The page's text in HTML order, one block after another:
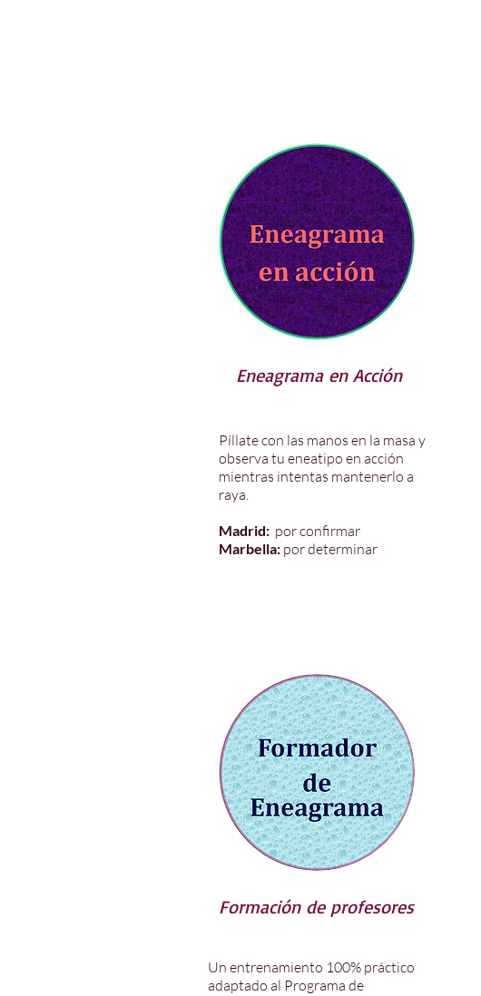
Eneagrama en Acción
Píllate con las manos en la masa y
observa tu eneatipo en acción
mientras intentas mantenerlo a
raya.
Madrid: por confirmar
Marbella: por determinar
Formación de profesores
Un entrenamiento 100% práctico
adaptado al Programa de